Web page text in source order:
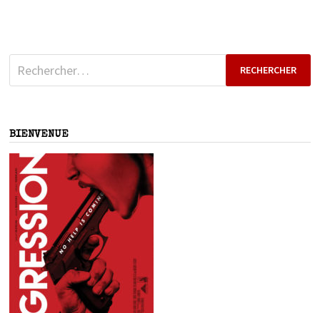
Rechercher :
BIENVENUE